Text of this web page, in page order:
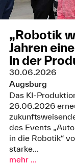
„Robotik
Jahren
in der
30.06.2026
Augsburg
Das KI-
26.06.2026
des Events
in die Robotik“
starke...
mehr ...